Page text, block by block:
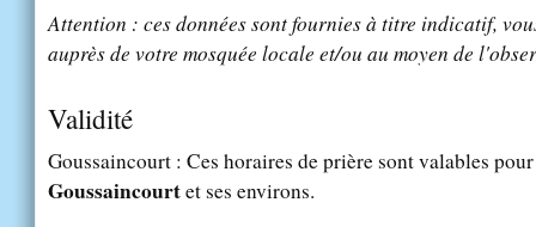
Attention : ces données sont fournies à titre indicatif,
auprès de votre mosquée locale et/ou au moyen de
Validité
Goussaincourt : Ces horaires de prière sont valables
Goussaincourtet ses environs.